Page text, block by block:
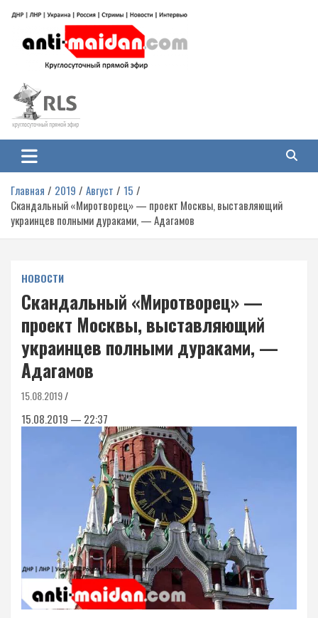
содержимому
Антимайдан: Гражданская война
на Украине
гражданской войне на Украине, включая события в Новороссии, ДНР,
ЛНР и других регионах.
Главная 2019 Август
15
Скандальный «Миротворец» — проект Москвы, выставляющий
украинцев полными дураками, — Адагамов
НОВОСТИ
Скандальный «Миротворец» —
проект Москвы, выставляющий
украинцев полными дураками, —
Адагамов
15.08.2019
15.08.2019 — 22:37